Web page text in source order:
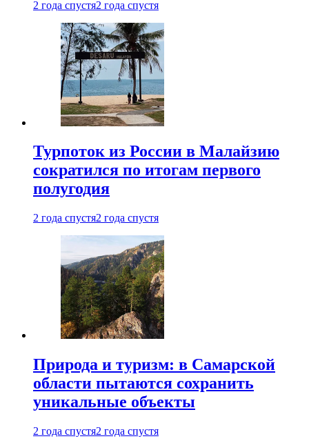
2 года спустя2 года спустя
Турпоток из России в Малайзию
сократился по итогам первого
полугодия
2 года спустя2 года спустя
Природа и туризм: в Самарской
области пытаются сохранить
уникальные объекты
2 года спустя2 года спустя